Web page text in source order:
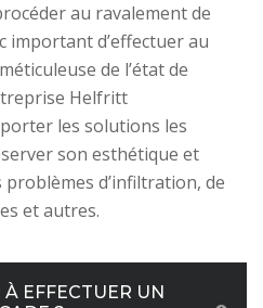
au ravalement de
important d’effectuer au
de l’état de
Helfritt
les solutions les
son esthétique et
d’infiltration, de
et autres.
EFFECTUER UN